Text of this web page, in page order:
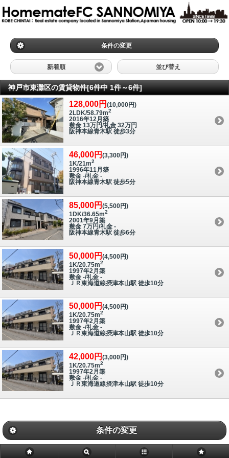
条件の変更
新着順 並び替え
神戸市東灘区の賃貸物件[6件中 1件～6件]
128,000円 (10,000円)
2LDK/58.79m2
2016年12月築
敷金 13万円/礼金 32万円
阪神本線青木駅 徒歩3分
46,000円 (3,300円)
1K/21m2
1996年11月築
敷金 -/礼金 -
阪神本線青木駅 徒歩5分
85,000円 (5,500円)
1DK/36.65m2
2001年9月築
敷金 7万円/礼金 -
阪神本線青木駅 徒歩6分
50,000円 (4,500円)
1K/20.75m2
1997年2月築
敷金 -/礼金 -
ＪＲ東海道線摂津本山駅 徒歩10分
50,000円 (4,500円)
1K/20.75m2
1997年2月築
敷金 -/礼金 -
ＪＲ東海道線摂津本山駅 徒歩10分
42,000円 (3,000円)
1K/20.75m2
1997年2月築
敷金 -/礼金 -
ＪＲ東海道線摂津本山駅 徒歩10分
条件の変更